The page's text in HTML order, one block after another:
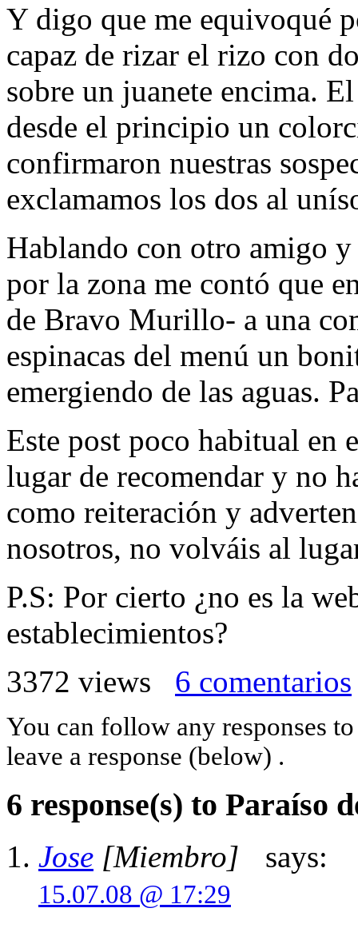
Y digo que me equivoqué
capaz de rizar el rizo con
sobre un juanete encima.
desde el principio un
confirmaron nuestras
exclamamos los dos al
Hablando con otro amigo
por la zona me contó que
de Bravo Murillo- a una
espinacas del menú un
emergiendo de las aguas.
Este post poco habitual en
lugar de recomendar y no
como reiteración y
nosotros, no volváis al
P.S: Por cierto ¿no es la
establecimientos?
3372 views
6 comentarios
You can follow any responses
leave a response (below) .
6 response(s) to Paraíso
Jose [Miembro] says:
15.07.08 @ 17:29